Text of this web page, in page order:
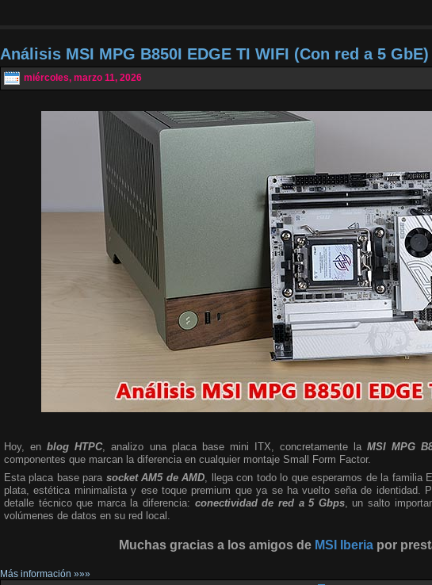
Análisis MSI MPG B850I EDGE TI WIFI (Con red a 5 GbE)
miércoles, marzo 11, 2026
Hoy, enblog HTPC, analizo una placa base mini ITX, concretamente laMSI MPG
componentes que marcan la diferencia en cualquier montaje Small Form Factor.
Esta placa base para socket AM5 de AMD , llega con todo lo que esperamos de la familia
plata, estética minimalista y ese toque premium que ya se ha vuelto seña de identidad.
detalle técnico que marca la diferencia: conectividad de red a 5 Gbps, un salto
volúmenes de datos en su red local.
Muchas gracias a los amigos de MSI Iberiapor
Más información »»»